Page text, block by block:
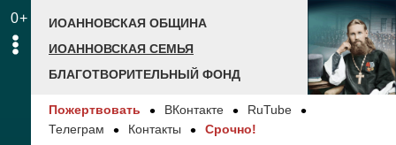
0+
ИОАННОВСКАЯ ОБЩИНА
ИОАННОВСКАЯ СЕМЬЯ
БЛАГОТВОРИТЕЛЬНЫЙ ФОНД
Пожертвовать ВКонтакте
RuTube
Телеграм
Контакты Срочно!